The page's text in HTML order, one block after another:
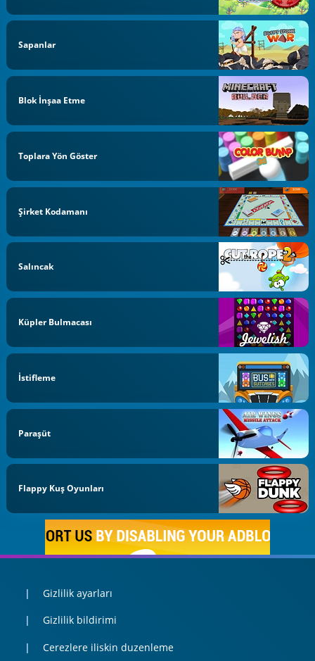
Sapanlar
Blok İnşaa Etme
Toplara Yön Göster
Şirket Kodamanı
Salıncak
Küpler Bulmacası
İstifleme
Paraşüt
Flappy Kuş Oyunları
Gizlilik ayarları
Gizlilik bildirimi
Cerezlere iliskin duzenleme